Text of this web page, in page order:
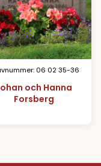
06 02 35-36
och Hanna
Forsberg